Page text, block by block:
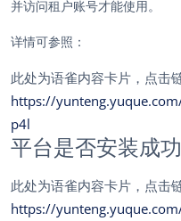
并访问租户账号才能使用。
详情可参照：
此处为语雀内容卡片，点击
https://
p4l
平台是否安装成
此处为语雀内容卡片，点击
https://